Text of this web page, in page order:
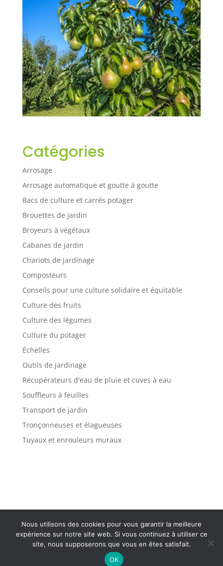
Catégories
Arrosage
Arrosage automatique et goutte à goutte
Bacs de culture et carrés potager
Brouettes de jardin
Broyeurs à végétaux
Cabanes de jardin
Chariots de jardinage
Composteurs
Conseils pour une culture solidaire et équitable
Culture des fruits
Culture des légumes
Culture du potager
Échelles
Outils de jardinage
Récupérateurs d'eau de pluie et cuves à eau
Souffleurs à feuilles
Transport de jardin
Tronçonneuses et élagueuses
Tuyaux et enrouleurs muraux
Politique de confidentialité
Mentions légales
Plan de site
Contact
Tous droits réservés Var Solidaire 2025
Nous utilisons des cookies pour vous garantir la meilleure
expérience sur notre site web. Si vous continuez à utiliser ce
site, nous supposerons que vous en êtes satisfait.
OK